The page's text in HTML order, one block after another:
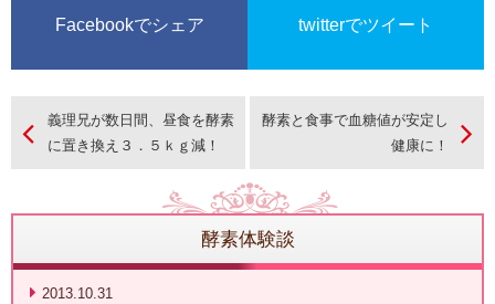
Facebookでシェア twitterでツイート
義理兄が数日間、昼食を酵素
に置き換え３．５ｋｇ減！
酵素と食事で血糖値が安定し
健康に！
酵素体験談
2013.10.31